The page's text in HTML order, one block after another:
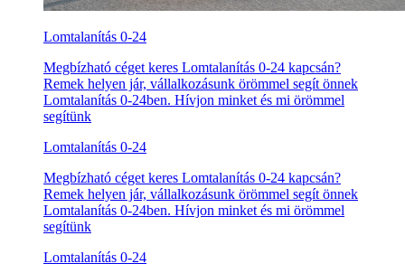
Lomtalanítás 0-24
Megbízható céget keres Lomtalanítás 0-24 kapcsán?
Remek helyen jár, vállalkozásunk örömmel segít önnek
Lomtalanítás 0-24ben. Hívjon minket és mi örömmel
segítünk
Lomtalanítás 0-24
Megbízható céget keres Lomtalanítás 0-24 kapcsán?
Remek helyen jár, vállalkozásunk örömmel segít önnek
Lomtalanítás 0-24ben. Hívjon minket és mi örömmel
segítünk
Lomtalanítás 0-24